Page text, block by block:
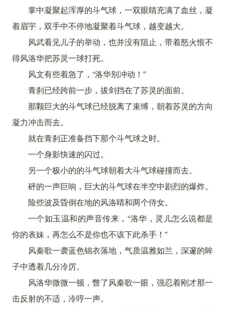
掌中凝聚起浑厚的斗气球，一双眼睛充满了血丝，凝
着眉宇，双手中不停地凝聚着斗气球，越变越大。
风武看见儿子的举动，也并没有阻止，带着怒火恨不
得风洛华把苏灵一球打死。
风文有些着急了，“洛华别冲动！”
青刹已经跨前一步，拔剑挡在了苏灵的面前。
那颗巨大的斗气球已经脱离了束缚，朝着苏灵的方向
凝力冲击而去。
就在青刹正准备挡下那个斗气球之时。
一个身影快速的闪过。
另一个极小的的斗气球朝着大斗气球碰撞而去。
砰的一声巨响，巨大的斗气球在半空中剧烈的爆炸。
险些波及昏倒在地的风洛晴和两个侍女。
一个如玉温和的声音传来，“洛华，灵儿怎么说都是
你的表妹，再怎么不是你也不该下此杀手！”
风秦歌一袭蓝色锦衣落地，气质温雅如兰，深邃的眸
子中透着几分冷厉。
风洛华微微一顿，瞥了风秦歌一眼，强忍着刚才那一
击反射的不适，冷哼一声。